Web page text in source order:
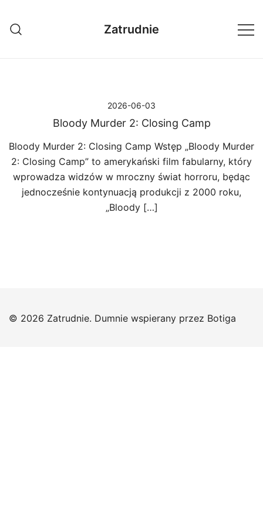
treści
Zatrudnie
2026-06-03
Bloody Murder 2: Closing Camp
Bloody Murder 2: Closing Camp Wstęp „Bloody Murder
2: Closing Camp” to amerykański film fabularny, który
wprowadza widzów w mroczny świat horroru, będąc
jednocześnie kontynuacją produkcji z 2000 roku,
„Bloody […]
© 2026 Zatrudnie. Dumnie wspierany przez Botiga